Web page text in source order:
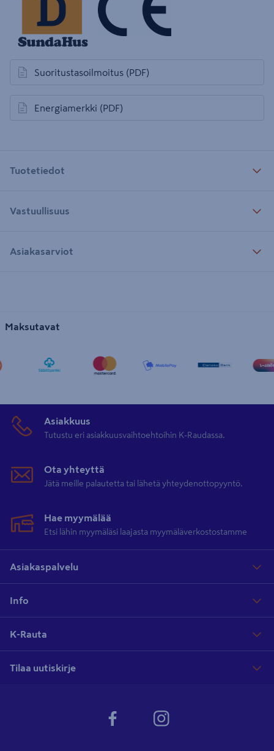
Suoritustasoilmoitus (PDF)
avautuu uuteen välilehteen
Energiamerkki (PDF)
avautuu uuteen välilehteen
Tuotetiedot
Vastuullisuus
Asiakasarviot
Maksutavat
Asiakkuus
Tutustu eri asiakkuusvaihtoehtoihin K-Raudassa.
Ota yhteyttä
Jätä meille palautetta tai lähetä yhteydenottopyyntö.
Hae myymälää
Etsi lähin myymäläsi laajasta myymäläverkostostamme
Asiakaspalvelu
Info
K-Rauta
Tilaa uutiskirje